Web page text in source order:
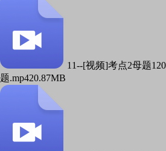
11--[视频]考点2母题
题.mp420.87MB